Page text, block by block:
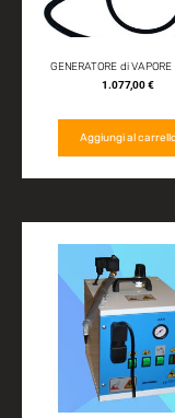
GENERATORE di VAPORE
1.077,00€
Aggiungi al